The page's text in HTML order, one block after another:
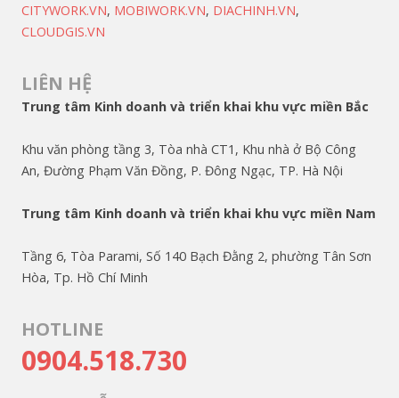
CITYWORK.VN, MOBIWORK.VN, DIACHINH.VN,
CLOUDGIS.VN
LIÊN HỆ
Trung tâm Kinh doanh và triển khai khu vực miền Bắc
Khu văn phòng tầng 3, Tòa nhà CT1, Khu nhà ở Bộ Công
An, Đường Phạm Văn Đồng, P. Đông Ngạc, TP. Hà Nội
Trung tâm Kinh doanh và triển khai khu vực miền Nam
Tầng 6, Tòa Parami, Số 140 Bạch Đằng 2, phường Tân Sơn
Hòa, Tp. Hồ Chí Minh
HOTLINE
0904.518.730